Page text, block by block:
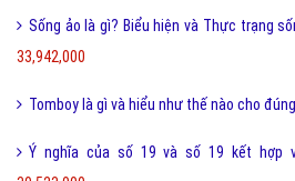
Sống ảo là gì? Biểu hiện và Thực trạng
33,942,000
Tomboy là gì và hiểu như thế nào cho
Ý nghĩa của số 19 và số 19 kết hợp